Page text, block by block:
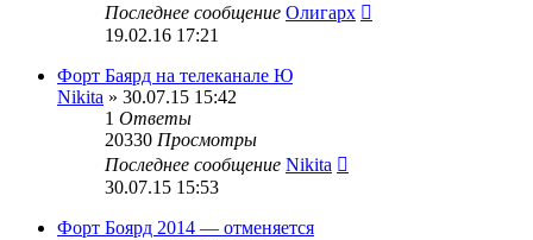
Последнее сообщение Олигарх
19.02.16 17:21
Форт Баярд на телеканале Ю
Nikita » 30.07.15 15:42
1 Ответы
20330 Просмотры
Последнее сообщение Nikita
30.07.15 15:53
Форт Боярд 2014 — отменяется